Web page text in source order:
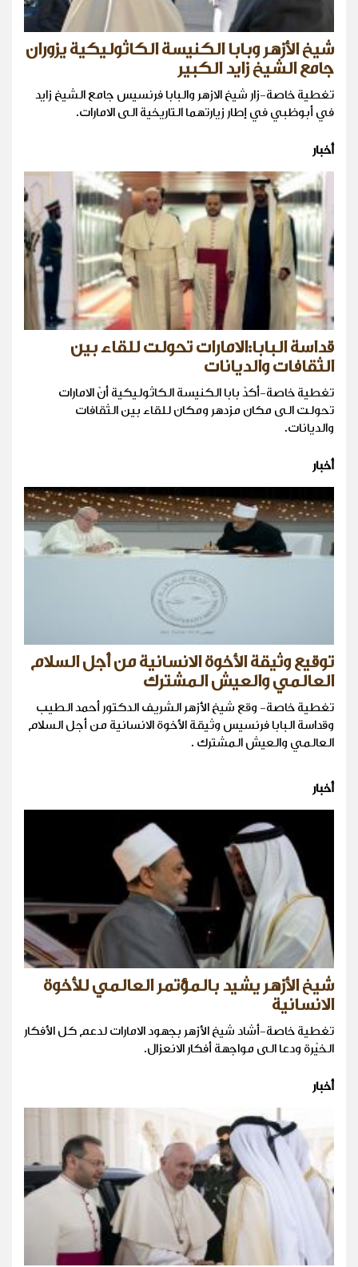
شيخ الأزهر وبابا الكنيسة الكاثوليكية يزوران
جامع الشيخ زايد الكبير
تغطية خاصة-زار شيخ الازهر والبابا فرنسيس جامع الشيخ زايد
في أبوظبي في إطار زيارتهما التاريخية الى الامارات.
أخبار
قداسة البابا:الامارات تحولت للقاء بين
الثقافات والديانات
تغطية خاصة-أكدّ بابا الكنيسة الكاثوليكية أنّ الامارات
تحولت الى مكان مزدهر ومكان للقاء بين الثقافات
والديانات.
أخبار
توقيع وثيقة الأخوة الانسانية من أجل السلام
العالمي والعيش المشترك
تغطية خاصة- وقع شيخ الأزهر الشريف الدكتور أحمد الطيب
وقداسة البابا فرنسيس وثيقة الأخوة الانسانية من أجل السلام
العالمي والعيش المشترك .
أخبار
شيخ الأزهر يشيد بالمؤتمر العالمي للأخوة
الانسانية
تغطية خاصة-أشاد شيخ الأزهر بجهود الامارات لدعم كل الأفكار
الخيّرة ودعا الى مواجهة أفكار الانعزال.
أخبار